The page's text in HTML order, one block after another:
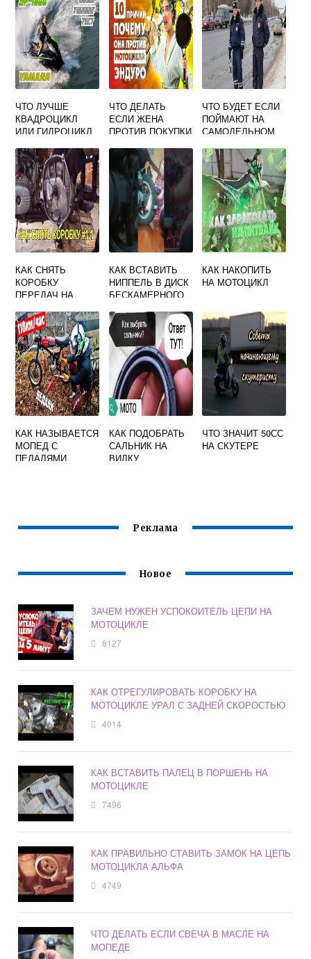
ЧТО ЛУЧШЕ
КВАДРОЦИКЛ
ИЛИ ГИДРОЦИКЛ
ЧТО ДЕЛАТЬ
ЕСЛИ ЖЕНА
ПРОТИВ ПОКУПКИ
ЧТО БУДЕТ ЕСЛИ
ПОЙМАЮТ НА
САМОДЕЛЬНОМ
КАК СНЯТЬ
КОРОБКУ
ПЕРЕДАЧ НА
УРАЛ НЕ СНИМАЯ
ДВИГАТЕЛЬ
КАК ВСТАВИТЬ
НИППЕЛЬ В ДИСК
БЕСКАМЕРНОГО
КАК НАКОПИТЬ
НА МОТОЦИКЛ
КАК НАЗЫВАЕТСЯ
МОПЕД С
ПЕДАЛЯМИ
КАК ПОДОБРАТЬ
САЛЬНИК НА
ВИЛКУ
ЧТО ЗНАЧИТ 50СС
НА СКУТЕРЕ
Реклама
Новое
ЗАЧЕМ НУЖЕН УСПОКОИТЕЛЬ ЦЕПИ НА
МОТОЦИКЛЕ
8127
КАК ОТРЕГУЛИРОВАТЬ КОРОБКУ НА
МОТОЦИКЛЕ УРАЛ С ЗАДНЕЙ СКОРОСТЬЮ
4014
КАК ВСТАВИТЬ ПАЛЕЦ В ПОРШЕНЬ НА
МОТОЦИКЛЕ
7496
КАК ПРАВИЛЬНО СТАВИТЬ ЗАМОК НА ЦЕПЬ
МОТОЦИКЛА АЛЬФА
4749
ЧТО ДЕЛАТЬ ЕСЛИ СВЕЧА В МАСЛЕ НА
МОПЕДЕ